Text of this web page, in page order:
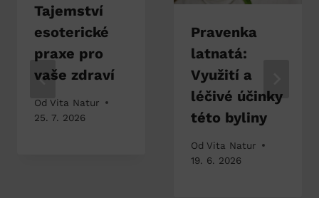
Tajemství
esoterické
praxe pro
vaše zdraví
Od Vita Natur
25. 7. 2026
Pravenka
latnatá:
Využití a
léčivé účinky
této byliny
Od Vita Natur
19. 6. 2026